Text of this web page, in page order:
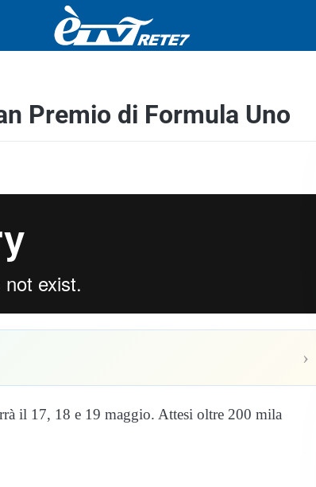
Premio di Formula Uno
›
il 17, 18 e 19 maggio. Attesi oltre 200 mila